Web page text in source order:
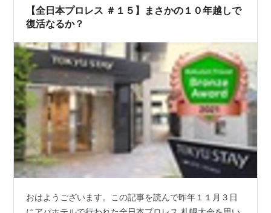
ではないことが見えてくる。格闘技スタイル511席、劇場
スタイ…
【全日本プロレス ＃１５】まさかの１０年越しで
復活なるか？
おはようございます。この記事を読んで昨年１１月３日